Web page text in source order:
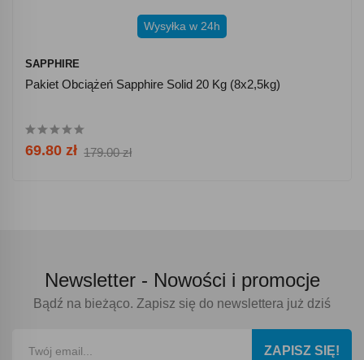
Wysyłka w 24h
SAPPHIRE
Pakiet Obciążeń Sapphire Solid 20 Kg (8x2,5kg)
69.80 zł 179.00 zł
Newsletter - Nowości i promocje
Bądź na bieżąco. Zapisz się do newslettera już dziś
ZAPISZ SIĘ!